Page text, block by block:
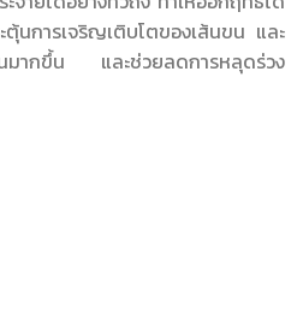
นการเจริญเติบโตของเส้นขน และ
นมากขึ้น และช่วยลดการหลุดร่วง